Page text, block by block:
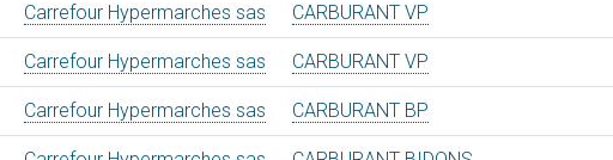
Carrefour Hypermarches sas CARBURANT VP
Carrefour Hypermarches sas CARBURANT VP
Carrefour Hypermarches sas CARBURANT BP